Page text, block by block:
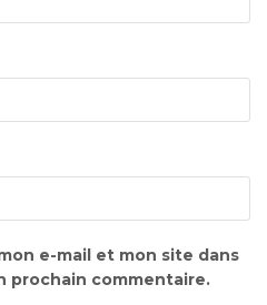
e-mail et mon site dans
prochain commentaire.